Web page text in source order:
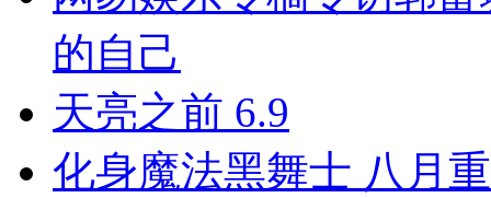
的自己
天亮之前 6.9
化身魔法黑舞士 八月